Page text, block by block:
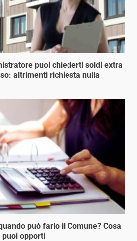
puoi chiederti soldi extra
altrimenti richiesta nulla
può farlo il Comune? Cosa
puoi opporti